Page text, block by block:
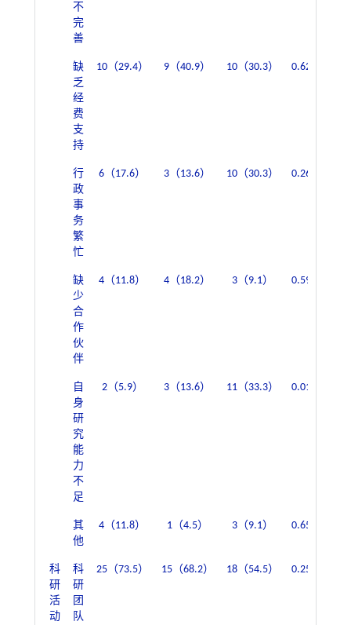
不
完
善
缺
乏
经
费
支
持
10（29.4） 9（40.9） 10（30.3） 0.629
行
政
事
务
繁
忙
6（17.6） 3（13.6） 10（30.3） 0.268
缺
少
合
作
伙
伴
4（11.8） 4（18.2） 3（9.1） 0.599
自
身
研
究
能
力
不
足
2（5.9） 3（13.6） 11（33.3） 0.011
其
他
4（11.8） 1（4.5） 3（9.1） 0.653
科
研
活
动
科
研
团
队
25（73.5） 15（68.2） 18（54.5） 0.250